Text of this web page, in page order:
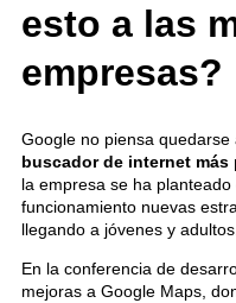
esto a las
empresas?
Google no piensa
buscador de internet más
la empresa se ha
funcionamiento nuevas
llegando a jóvenes y adultos.
En la conferencia de
mejoras a Google Maps,